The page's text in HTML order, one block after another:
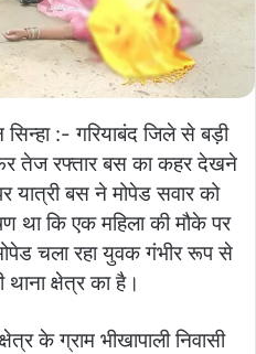
:- गरियाबंद जिले से बड़ी
तेज रफ्तार बस का कहर देखने
यात्री बस ने मोपेड सवार को
था कि एक महिला की मौके पर
चला रहा युवक गंभीर रूप से
क्षेत्र का है।
के ग्राम भीखापाली निवासी